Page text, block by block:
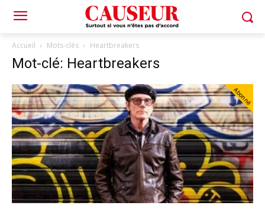
Accueil Mots-clés Heartbreakers
Mot-clé: Heartbreakers
Abonné